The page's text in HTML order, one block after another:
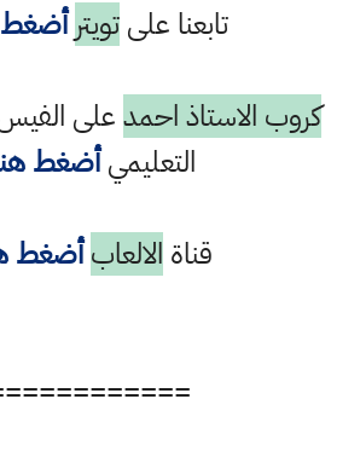
تابعنا علىتويتر أضغط
كروب الاستاذ احمدعلى
التعليميأضغط
قناة الالعاب أضغط